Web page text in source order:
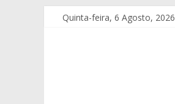
Quinta-feira, 6 Agosto, 2026